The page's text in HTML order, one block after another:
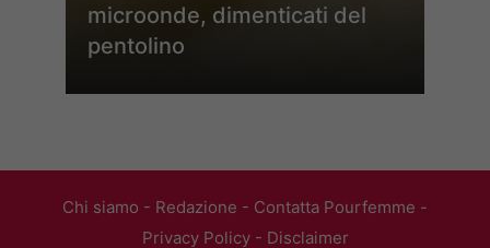
microonde, dimenticati del
pentolino
Chi siamo - Redazione - Contatta Pourfemme -
Privacy Policy- Disclaimer